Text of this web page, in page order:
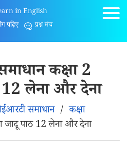
in English
पढ़िए
प्रश्न मंच
कक्षा 2
लेना और देना
समाधान/कक्षा
जादू पाठ 12 लेना और देना